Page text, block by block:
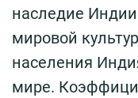
наследие
мировой
населения
мире.